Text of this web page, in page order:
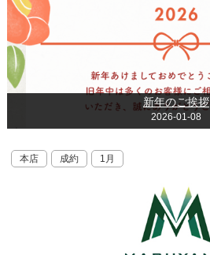
新年のご挨拶
2026-01-08
本店 成約 1月